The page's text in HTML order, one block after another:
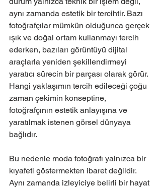
aynı zamanda estetik bir tercihtir. Bazı
fotoğrafçılar mümkün olduğunca gerçek
ışık ve doğal ortam kullanmayı tercih
ederken, bazıları görüntüyü dijital
araçlarla yeniden şekillendirmeyi
yaratıcı sürecin bir parçası olarak görür.
Hangi yaklaşımın tercih edileceği çoğu
zaman çekimin konseptine,
fotoğrafçının estetik anlayışına ve
yaratılmak istenen görsel dünyaya
bağlıdır.
Bu nedenle moda fotoğrafı yalnızca bir
kıyafeti göstermekten ibaret değildir.
Aynı zamanda izleyiciye belirli bir hayat